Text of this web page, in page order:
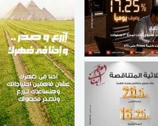
مواهب مصر